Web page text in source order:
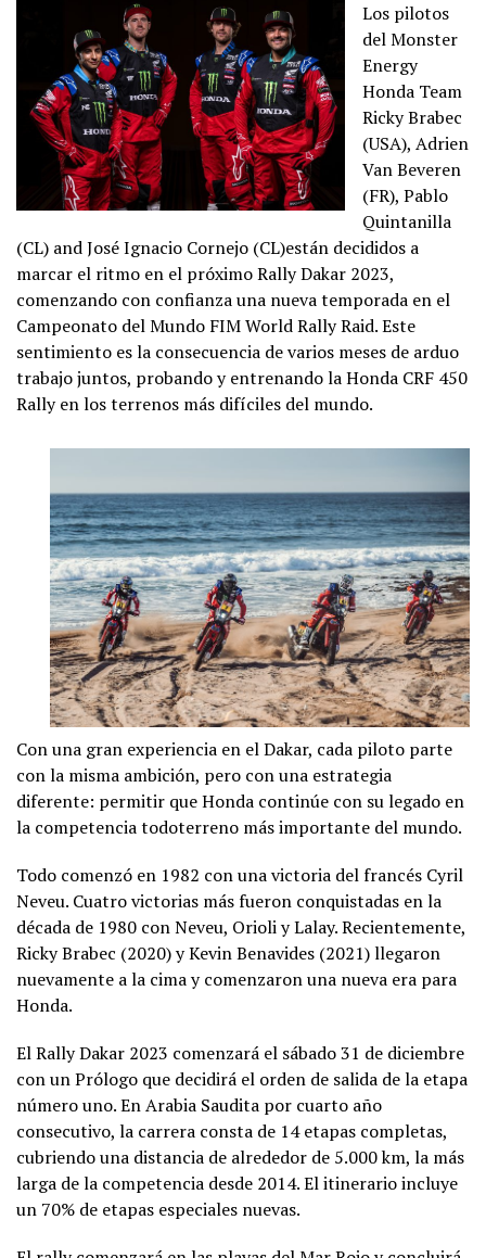
Los pilotos
del Monster
Energy
Honda Team
Ricky Brabec
(USA), Adrien
Van Beveren
(FR), Pablo
Quintanilla
(CL) and José Ignacio Cornejo (CL)están decididos a
marcar el ritmo en el próximo Rally Dakar 2023,
comenzando con confianza una nueva temporada en el
Campeonato del Mundo FIM World Rally Raid. Este
sentimiento es la consecuencia de varios meses de arduo
trabajo juntos, probando y entrenando la Honda CRF 450
Rally en los terrenos más difíciles del mundo.
Con una gran experiencia en el Dakar, cada piloto parte
con la misma ambición, pero con una estrategia
diferente: permitir que Honda continúe con su legado en
la competencia todoterreno más importante del mundo.
Todo comenzó en 1982 con una victoria del francés Cyril
Neveu. Cuatro victorias más fueron conquistadas en la
década de 1980 con Neveu, Orioli y Lalay. Recientemente,
Ricky Brabec (2020) y Kevin Benavides (2021) llegaron
nuevamente a la cima y comenzaron una nueva era para
Honda.
El Rally Dakar 2023 comenzará el sábado 31 de diciembre
con un Prólogo que decidirá el orden de salida de la etapa
número uno. En Arabia Saudita por cuarto año
consecutivo, la carrera consta de 14 etapas completas,
cubriendo una distancia de alrededor de 5.000 km, la más
larga de la competencia desde 2014. El itinerario incluye
un 70% de etapas especiales nuevas.